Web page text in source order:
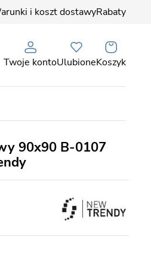
i koszt dostawyRabaty
Twoje kontoUlubioneKoszyk
90x90 B-0107